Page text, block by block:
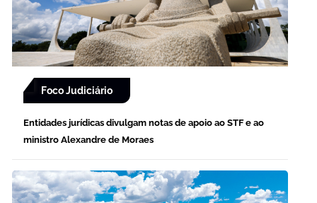
Foco Judiciário
Entidades jurídicas divulgam notas de apoio ao STF e ao
ministro Alexandre de Moraes